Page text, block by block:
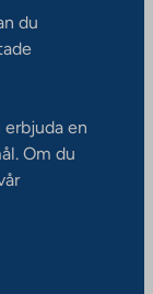
du
erbjuda en
Om du